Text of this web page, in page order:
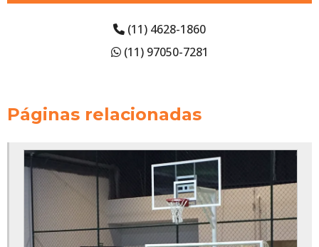
Estrutura de basquete oficial
Estrutura para tabela de basquete
Fábrica de redes para quadras esportivas
Fábrica de tabela de basquete oficial
Fábrica de tinta epóxi
(11) 4628-1860
(11) 97050-7281
Páginas relacionadas